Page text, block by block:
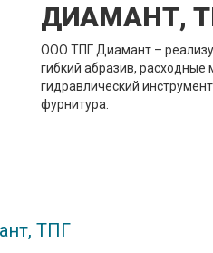
ДИАМАНТ,
ООО ТПГ Диамант –
гибкий абразив,
гидравлический
фурнитура.
ТПГ